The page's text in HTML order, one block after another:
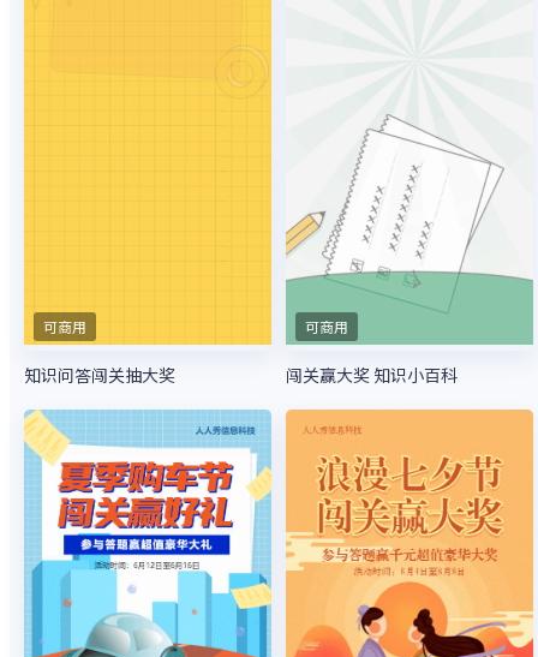
可商用
知识问答闯关抽大奖
可商用
闯关赢大奖 知识小百科